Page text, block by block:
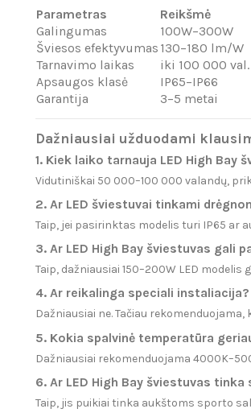
Parametras
Reikšmė
Galingumas
100W–300W
Šviesos efektyvumas 130–180 lm/W
Tarnavimo laikas
iki 100 000 val.
Apsaugos klasė
IP65–IP66
Garantija
3–5 metai
Dažniausiai užduodami
1. Kiek laiko tarnauja LED High Bay
Vidutiniškai 50 000–100 000 valandų,
2. Ar LED šviestuvai tinkami
Taip, jei pasirinktas modelis turi IP65 ar
3. Ar LED High Bay šviestuvas gali
Taip, dažniausiai 150–200W LED
4. Ar reikalinga speciali instaliacija?
Dažniausiai ne. Tačiau
5. Kokia spalvinė temperatūra
Dažniausiai rekomenduojama
6. Ar LED High Bay šviestuvas
Taip, jis puikiai tinka aukštoms sporto